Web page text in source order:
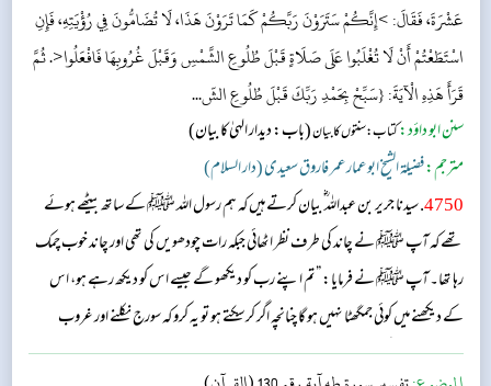
عَشْرَةَ، فَقَالَ: >إِنَّكُمْ سَتَرَوْنَ رَبَّكُمْ كَمَا تَرَوْنَ هَذَا، لَا تُضَامُّونَ فِي رُؤْيَتِهِ، فَإِنِ
اسْتَطَعْتُمْ أَنْ لَا تُغْلَبُوا عَلَى صَلَاةٍ قَبْلَ طُلُوعِ الشَّمْسِ وَقَبْلَ غُرُوبِهَا فَافْعَلُوا<. ثُمَّ
قَرَأَ هَذِهِ الْآيَةَ: {سَبِّحْ بِحَمْدِ رَبِّكَ قَبْلَ طُلُوعِ الشّ...
سنن ابو داؤد:کتاب: سنتوں کا بیان(باب: دیدار الہیٰ کا بیان)
مترجم:فضیلۃ الشیخ ابو عمار عمر فاروق سعیدی (دار السلام)
4750. سیدنا جریر بن عبداللہ ؓ بیان کرتے ہیں کہ ہم رسول اللہ ﷺ کے ساتھ بیٹھے ہوئے
تھے کہ آپ ﷺ نے چاند کی طرف نظر اٹھائی جبکہ رات چودھویں کی تھی اور چاند خوب چمک
رہا تھا۔ آپ ﷺ نے فرمایا: ”تم اپنے رب کو دیکھو گے جیسے اس کو دیکھ رہے ہو، اس
کے دیکھنے میں کوئی جمگھٹا نہیں ہو گا چنانچہ اگر کر سکتے ہو تو یہ کرو کہ سورج نکلنے اور غروب
ہونے سے پہلے کی نمازوں میں مغلوب نہ ہو جاؤ، پھر آپ ﷺ نے یہ آیت تلاوت فرمائی: